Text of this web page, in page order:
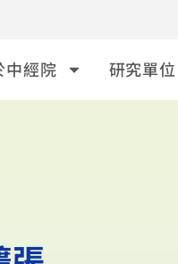
中經院 研究單位